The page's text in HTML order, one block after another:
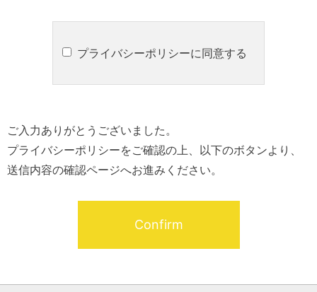
プライバシーポリシーに同意する
ご入力ありがとうございました。
プライバシーポリシーをご確認の上、以下のボタンより、
送信内容の確認ページへお進みください。